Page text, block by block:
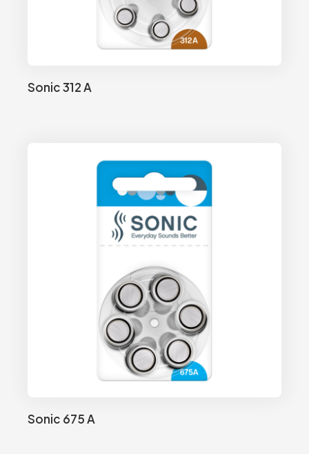
Sonic 312 A
Sonic 675 A